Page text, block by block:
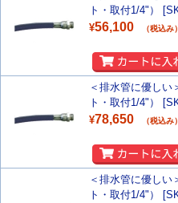
ト・取付1/4"）
¥56,100 （税込み）
＜排水管に優し
ト・取付1/4"）
¥78,650 （税込み）
＜排水管に優し
ト・取付1/4"）